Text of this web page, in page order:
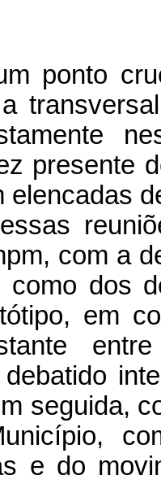
ponto
presente
elencadas
com a
como dos
em
seguida,
e do